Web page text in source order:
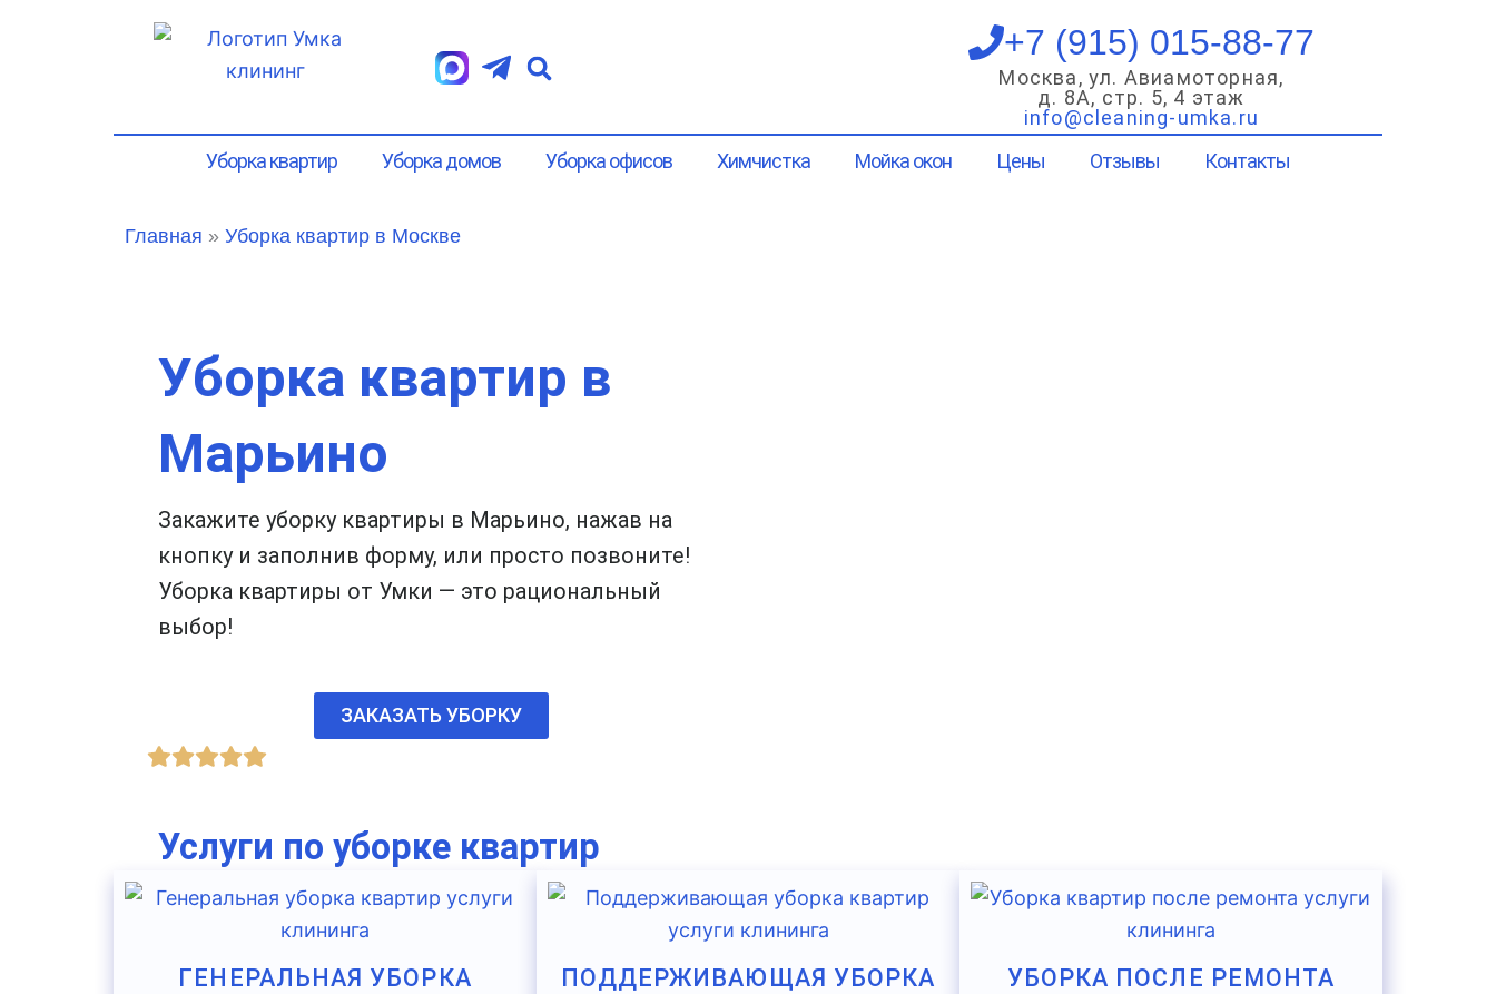
+7 (915) 015-88-77
Москва, ул. Авиамоторная,
д. 8А, стр. 5, 4 этаж
info@cleaning-umka.ru
Уборка квартир
Уборка домов Уборка офисов Химчистка Мойка окон Цены Отзывы Контакты
Главная » Уборка квартир в Москве
Уборка квартир в
Марьино
Закажите уборку квартиры в Марьино, нажав на
кнопку и заполнив форму, или просто позвоните!
Уборка квартиры от Умки — это рациональный
выбор!
ЗАКАЗАТЬ УБОРКУ
Услуги по уборке квартир
ГЕНЕРАЛЬНАЯ УБОРКА
ПОДДЕРЖИВАЮЩАЯ УБОРКА
УБОРКА ПОСЛЕ РЕМОНТА